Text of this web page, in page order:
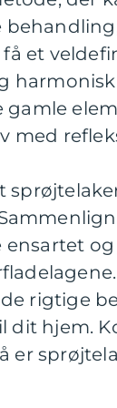
et
med
rigtige
dit hjem.
er